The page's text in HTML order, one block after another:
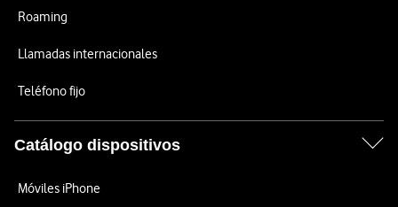
Roaming
Llamadas internacionales
Teléfono fijo
Catálogo dispositivos
Móviles iPhone